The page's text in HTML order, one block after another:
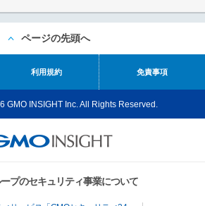
ページの先頭へ
利用規約 免責事項
GMO INSIGHT Inc. All Rights Reserved.
プのセキュリティ事業について